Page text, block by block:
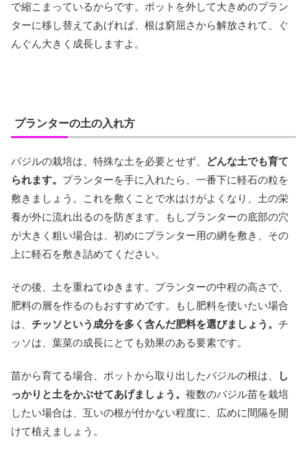
で縮こまっているからです。ポットを外して大きめのプラン
ターに移し替えてあげれば、根は窮屈さから解放されて、ぐ
んぐん大きく成長しますよ。
プランターの土の入れ方
バジルの栽培は、特殊な土を必要とせず、
どんな土でも育て
られます。 プランターを手に入れたら、一番下に軽石の粒を
敷きましょう。これを敷くことで水はけがよくなり、土の栄
養が外に流れ出るのを防ぎます。もしプランターの底部の穴
が大きく粗い場合は、初めにプランター用の網を敷き、その
上に軽石を敷き詰めてください。
その後、土を重ねてゆきます。プランターの中程の高さで、
肥料の層を作るのもおすすめです。もし肥料を使いたい場合
は、 チッソという成分を多く含んだ肥料を選びましょう。 チ
ッソは、葉菜の成長にとても効果のある要素です。
苗から育てる場合、ポットから取り出したバジルの根は、
し
っかりと土をかぶせてあげましょう。 複数のバジル苗を栽培
したい場合は、互いの根が付かない程度に、広めに間隔を開
けて植えましょう。